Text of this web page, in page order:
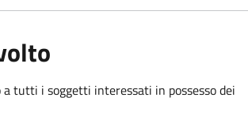
tutti i soggetti interessati in possesso dei